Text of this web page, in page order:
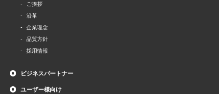
ご挨拶
沿革
企業理念
品質方針
採用情報
ビジネスパートナー
ユーザー様向け